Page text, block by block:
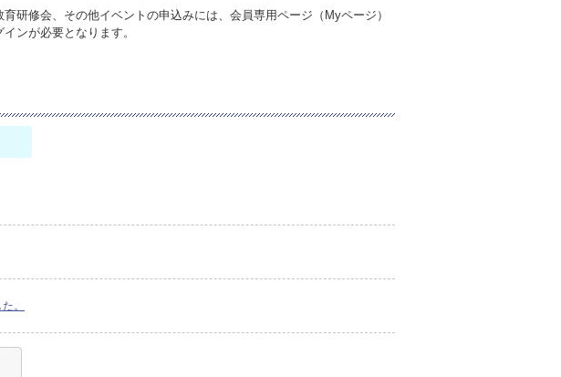
研修会、その他イベントの申込みには、会員専用ページ（Myページ）
ンが必要となります。
。